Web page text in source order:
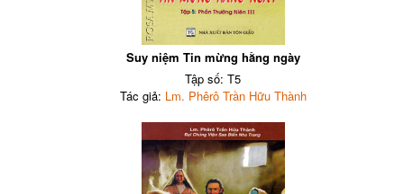
Suy niệm Tin mừng hằng ngày
Tập số: T5
Tác giả: Lm. Phêrô Trần Hữu Thành